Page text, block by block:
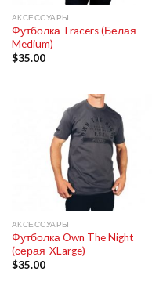
АКСЕССУАРЫ
Футболка Tracers (Белая-
Medium)
$35.00
АКСЕССУАРЫ
Футболка Own The Night
(серая-XLarge)
$35.00